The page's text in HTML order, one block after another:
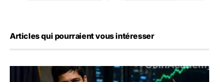
Articles qui pourraient vous intéresser
Emploi américain : 23 000 postes détruits en juillet, les